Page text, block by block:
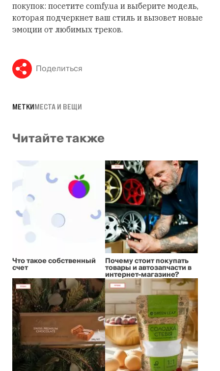
покупок: посетите comfy.ua и выберите модель,
которая подчеркнет ваш стиль и вызовет новые
эмоции от любимых треков.
Поделиться
МЕТКИМЕСТА И ВЕЩИ
Читайте также
Что такое собственный
счет
Почему стоит покупать
товары и автозапчасти в
интернет-магазине?